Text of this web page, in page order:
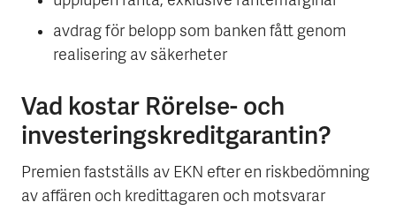
avdrag för belopp som banken fått genom
realisering av säkerheter
Vad kostar Rörelse- och
investeringskreditgarantin?
Premien fastställs av EKN efter en riskbedömning
av affären och kredittagaren och motsvarar